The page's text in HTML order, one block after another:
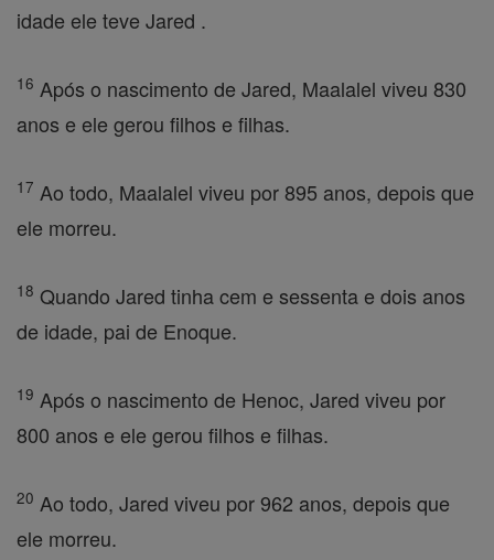
idade ele teve Jared .
16 Após o nascimento de Jared, Maalalel viveu 830
anos e ele gerou filhos e filhas.
17 Ao todo, Maalalel viveu por 895 anos, depois que
ele morreu.
18 Quando Jared tinha cem e sessenta e dois anos
de idade, pai de Enoque.
19 Após o nascimento de Henoc, Jared viveu por
800 anos e ele gerou filhos e filhas.
20 Ao todo, Jared viveu por 962 anos, depois que
ele morreu.